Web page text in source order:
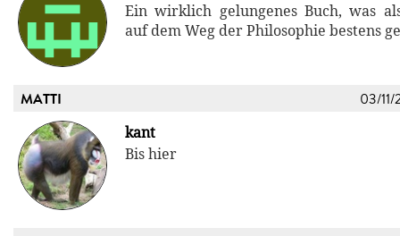
Ein wirklich gelungenes Buch, was
auf dem Weg der Philosophie bestens
MATTI 03/11/
kant
Bis hier